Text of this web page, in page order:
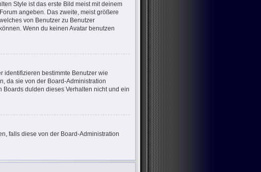
Style ist das erste Bild meist mit deinem
angeben. Das zweite, meist größere
von Benutzer zu Benutzer
Wenn du keinen Avatar benutzen
identifizieren bestimmte Benutzer wie
da sie von der Board-Administration
dulden dieses Verhalten nicht und ein
falls diese von der Board-Administration